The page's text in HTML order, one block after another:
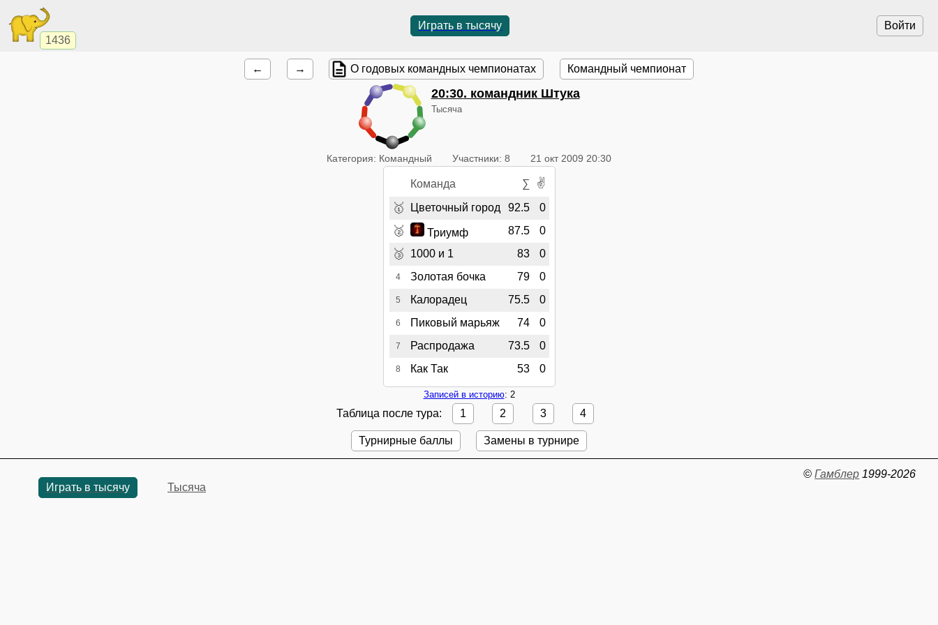
1436
Войти
Играть в тысячу
← → О годовых командных чемпионатах Командный чемпионат
20:30. командник Штука
Тысяча
Категория: Командный Участники: 8 21 окт 2009 20:30
Команда ∑ ✌
🥇 Цветочный город 92.5 0
🥈 Триумф 87.5 0
🥉 1000 и 1 83 0
4 Золотая бочка 79 0
5 Калорадец 75.5 0
6 Пиковый марьяж 74 0
7 Распродажа 73.5 0
8 Как Так 53 0
Записей в историю: 2
Таблица после тура: 1 2 3 4
Турнирные баллы Замены в турнире
Играть в тысячу Тысяча
©Гамблер 1999-2026